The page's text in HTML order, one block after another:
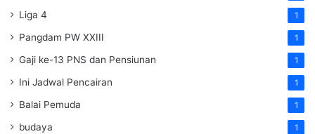
Liga 4 1
Pangdam PW XXIII 1
Gaji ke-13 PNS dan Pensiunan 1
Ini Jadwal Pencairan 1
Balai Pemuda 1
budaya 1